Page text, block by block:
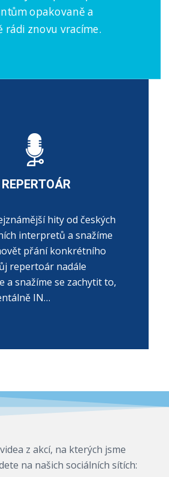
opakovaně a
rádi znovu vracíme.
hity od českých
interpretů a snažíme
přání konkrétního
repertoár nadále
a snažíme se zachytit to,
IN…
z akcí, na kterých jsme
na našich sociálních sítích: